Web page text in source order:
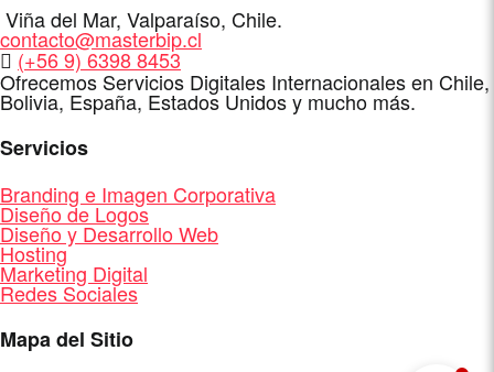
Dirección
Viña del Mar, Valparaíso, Chile.
E-
Mail
contacto@masterbip.cl
WhatsApp
(+56 9) 6398 8453
Ofrecemos Servicios Digitales Internacionales en Chile,
Bolivia, España, Estados Unidos y mucho más.
Servicios
Branding e Imagen Corporativa
Diseño de Logos
Diseño y Desarrollo Web
Hosting
Marketing Digital
Redes Sociales
Mapa del Sitio